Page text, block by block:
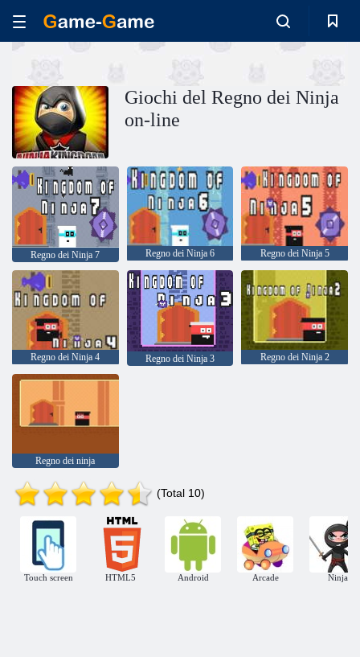
Giochi del Regno dei Ninja
on-line
Regno dei Ninja 7 Regno dei Ninja 6 Regno dei Ninja 5
Regno dei Ninja 4 Regno dei Ninja 3 Regno dei Ninja 2
Regno dei ninja
(Total 10)
Touch screen HTML5 Android Arcade Ninja